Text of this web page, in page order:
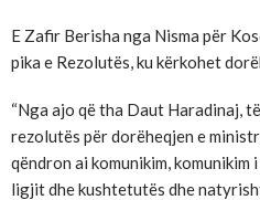
E Zafir Berisha nga Nisma për
pika e Rezolutës, ku kërkohet
“Nga ajo që tha Daut Haradinaj,
rezolutës për dorëheqjen e
qëndron ai komunikim, komunikim
ligjit dhe kushtetutës dhe